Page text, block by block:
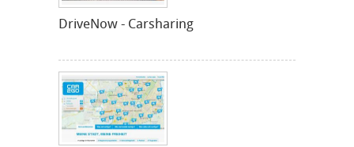
DriveNow - Carsharing